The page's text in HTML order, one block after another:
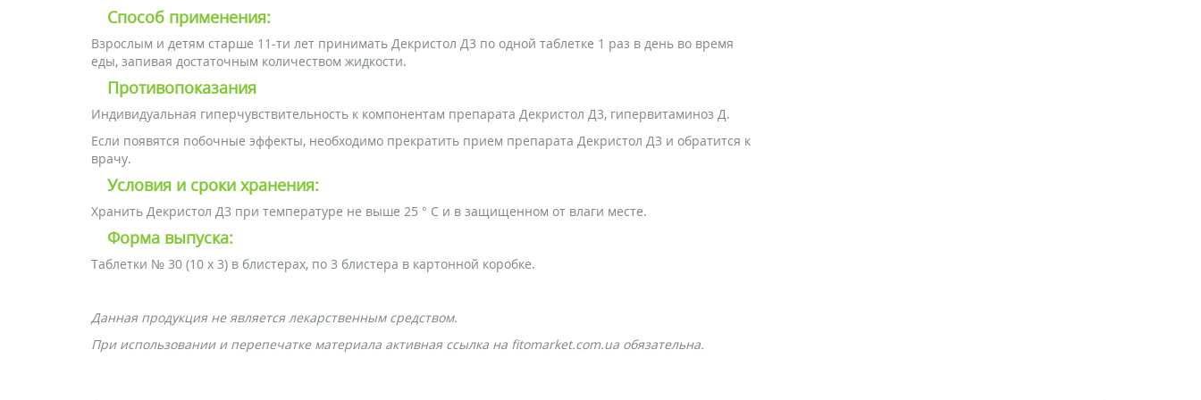
Способ применения:
Взрослым и детям старше 11-ти лет принимать Декристол Д3 по одной таблетке 1 раз в день во время
еды, запивая достаточным количеством жидкости.
Противопоказания
Индивидуальная гиперчувствительность к компонентам препарата Декристол Д3, гипервитаминоз Д.
Если появятся побочные эффекты, необходимо прекратить прием препарата Декристол Д3 и обратится к
врачу.
Условия и сроки хранения:
Хранить Декристол Д3 при температуре не выше 25 ° С и в защищенном от влаги месте.
Форма выпуска:
Таблетки № 30 (10 х 3) в блистерах, по 3 блистера в картонной коробке.
Данная продукция не является лекарственным средством.
При использовании и перепечатке материала активная ссылка на fitomarket.com.ua обязательна.